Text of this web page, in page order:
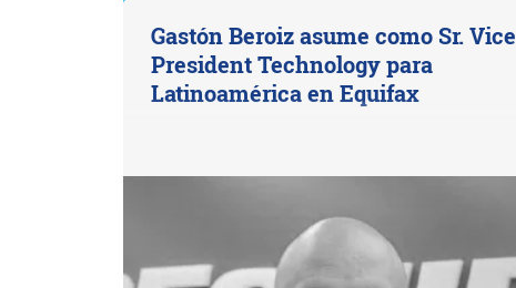
Gastón Beroiz asume como Sr. Vice
President Technology para
Latinoamérica en Equifax